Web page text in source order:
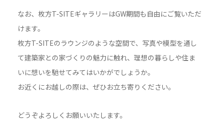
なお、枚方T-SITEギャラリーはGW期間も自由にご覧いただ
けます。
枚方T-SITEのラウンジのような空間で、写真や模型を通し
て建築家との家づくりの魅力に触れ、理想の暮らしや住ま
いに想いを馳せてみてはいかがでしょうか。
お近くにお越しの際は、ぜひお立ち寄りください。
どうぞよろしくお願いいたします。